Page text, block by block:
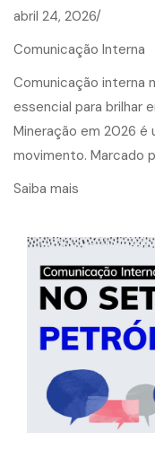
abril 24, 2026/
Comunicação Interna
Comunicação interna
essencial para brilhar
Mineração em 2026
movimento. Marcado
Saiba mais